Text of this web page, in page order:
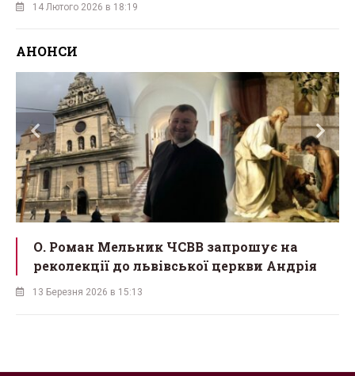
14 Лютого 2026 в 18:19
АНОНСИ
О. Роман Мельник ЧСВВ запрошує на
реколекції до львівської церкви Андрія
13 Березня 2026 в 15:13